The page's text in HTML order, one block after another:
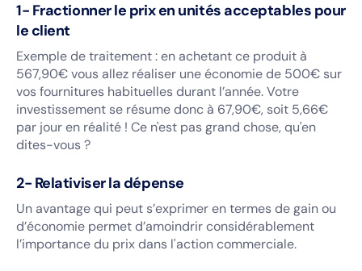
1- Fractionner le prix en unités acceptables pour
le client
Exemple de traitement : en achetant ce produit à
567,90€ vous allez réaliser une économie de 500€ sur
vos fournitures habituelles durant l’année. Votre
investissement se résume donc à 67,90€, soit 5,66€
par jour en réalité ! Ce n'est pas grand chose, qu'en
dites-vous ?
2- Relativiser la dépense
Un avantage qui peut s’exprimer en termes de gain ou
d’économie permet d’amoindrir considérablement
l’importance du prix dans l'action commerciale.